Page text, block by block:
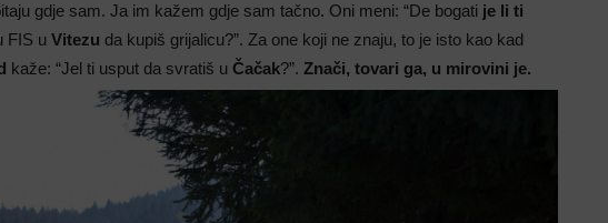
gdje sam. Ja im kažem gdje sam tačno. Oni meni: “De bogati je li ti
FIS u Vitezu da kupiš grijalicu?”. Za one koji ne znaju, to je isto kao kad
kaže: “Jel ti usput da svratiš u Čačak?”. Znači, tovari ga, u mirovini je.